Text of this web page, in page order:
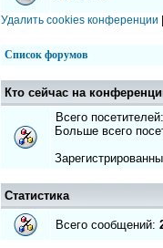
Удалить cookies конференции
Список форумов
Кто сейчас на
Всего посетителей:
Больше всего
Статистика
Всего сообщений: